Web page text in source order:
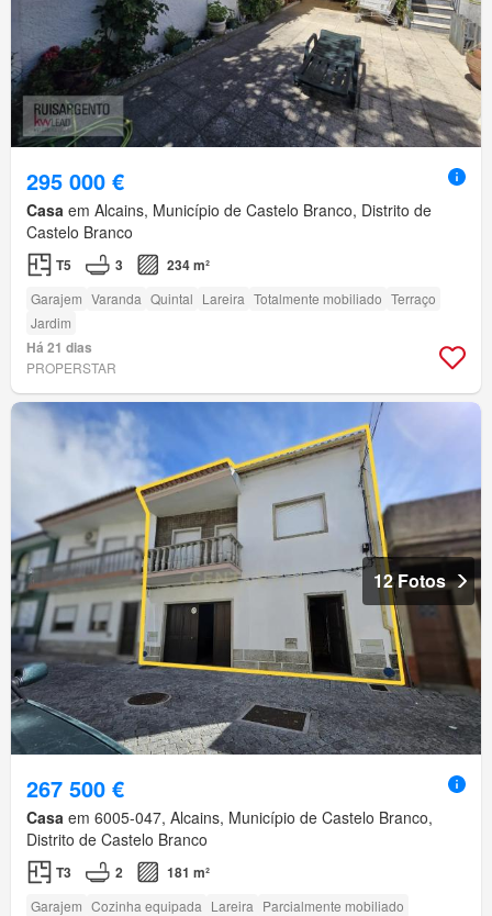
295 000 €
Casa em Alcains, Município de Castelo Branco, Distrito de
Castelo Branco
T5 3 234 m²
Garajem Varanda Quintal Lareira Totalmente mobiliado Terraço
Jardim
Há 21 dias
PROPERSTAR
12 Fotos
267 500 €
Casa em 6005-047, Alcains, Município de Castelo Branco,
Distrito de Castelo Branco
T3 2 181 m²
Garajem Cozinha equipada Lareira Parcialmente mobiliado